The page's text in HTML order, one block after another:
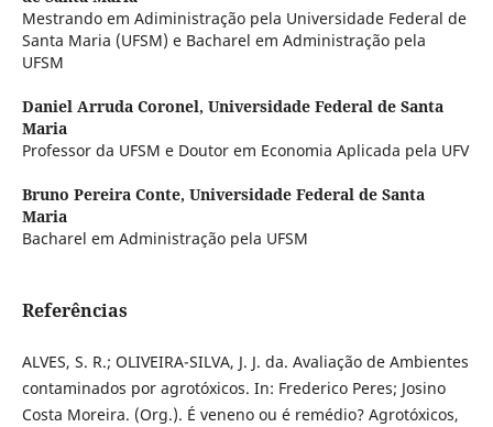
Mestrando em Adiministração pela Universidade Federal de
Santa Maria (UFSM) e Bacharel em Administração pela
UFSM
Daniel Arruda Coronel, Universidade Federal de Santa
Maria
Professor da UFSM e Doutor em Economia Aplicada pela UFV
Bruno Pereira Conte, Universidade Federal de Santa
Maria
Bacharel em Administração pela UFSM
Referências
ALVES, S. R.; OLIVEIRA-SILVA, J. J. da. Avaliação de Ambientes
contaminados por agrotóxicos. In: Frederico Peres; Josino
Costa Moreira. (Org.). É veneno ou é remédio? Agrotóxicos,